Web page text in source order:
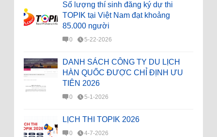
Số lượng thí sinh đăng ký dự thi
TOPIK tại Việt Nam đạt khoảng
85.000 người
0 5-22-2026
DANH SÁCH CÔNG TY DU LỊCH
HÀN QUỐC ĐƯỢC CHỈ ĐỊNH ƯU
TIÊN 2026
0 5-1-2026
LỊCH THI TOPIK 2026
0 4-7-2026